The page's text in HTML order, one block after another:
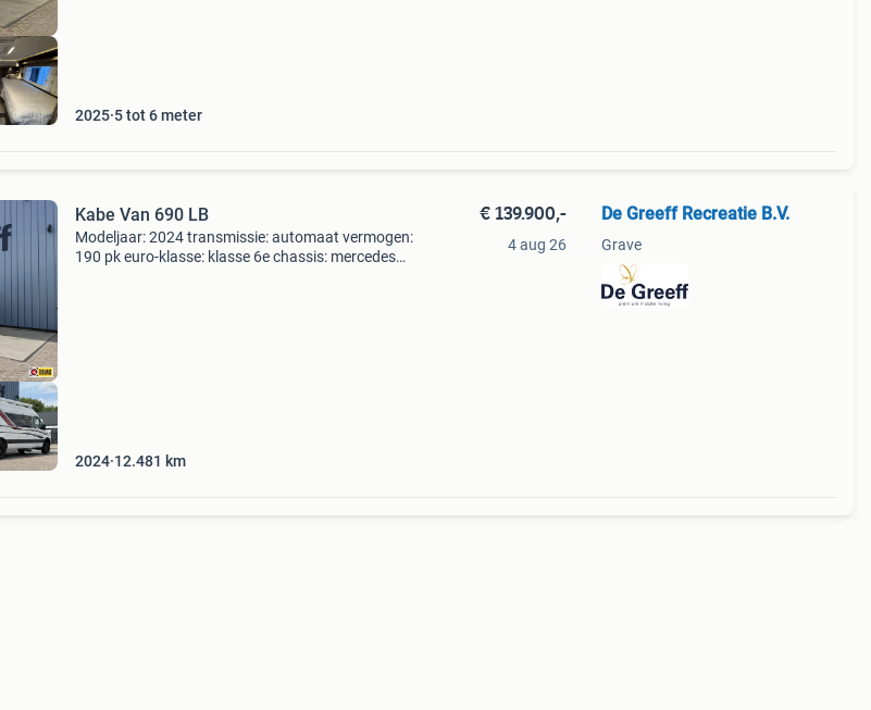
2025 5 tot 6 meter
Kabe Van 690 LB
Modeljaar: 2024 transmissie: automaat vermogen:
190 pk euro-klasse: klasse 6e chassis: mercedes
2024 12.481 km
€ 139.900,-
4 aug 26
De Greeff Recreatie B.V.
Grave